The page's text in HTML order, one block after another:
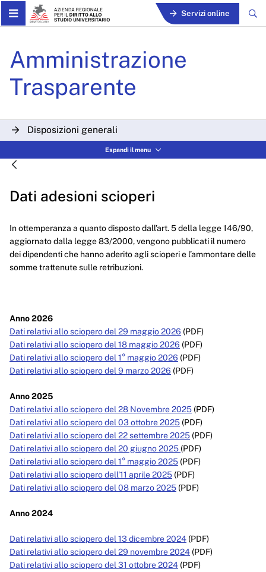
Skip to Main Content Servizi online
Amministrazione
Trasparente
Disposizioni generali
Personale
Bandi di concorso
Performance
Provvedimenti
Provvedimenti organi indirizzo politico
Provvedimenti dirigenti amministrativi
Controlli sulle imprese
Bandi di gara e contratti
Sovvenzioni, contributi, sussidi, vantaggi economici
Bilanci
Beni immobili e gestione patrimonio
Controlli e rilievi sull'amministrazione
Servizi erogati
Pagamenti dell'amministrazione
Espandi il menu
Dati adesioni scioperi
In ottemperanza a quanto disposto dall’art. 5 della legge 146/90,
aggiornato dalla legge 83/2000, vengono pubblicati il numero
dei dipendenti che hanno aderito agli scioperi e l’ammontare delle
somme trattenute sulle retribuzioni.
Anno 2026
Dati relativi allo sciopero del 29 maggio 2026 (PDF)
Dati relativi allo sciopero del 18 maggio 2026 (PDF)
Dati relativi allo sciopero del 1° maggio 2026 (PDF)
Dati relativi allo sciopero del 9 marzo 2026 (PDF)
Anno 2025
Dati relativi allo sciopero del 28 Novembre 2025 (PDF)
Dati relativi allo sciopero del 03 ottobre 2025 (PDF)
Dati relativi allo sciopero del 22 settembre 2025 (PDF)
Dati relativi allo sciopero del 20 giugno 2025 (PDF)
Dati relativi allo sciopero del 1° maggio 2025 (PDF)
Dati relativi allo sciopero dell'11 aprile 2025 (PDF)
Dati relativi allo sciopero del 08 marzo 2025 (PDF)
Anno 2024
Dati relativi allo sciopero del 13 dicembre 2024 (PDF)
Dati relativi allo sciopero del 29 novembre 2024 (PDF)
Dati relativi allo sciopero del 31 ottobre 2024 (PDF)